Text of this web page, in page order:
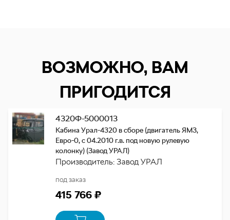
ВОЗМОЖНО, ВАМ
ПРИГОДИТСЯ
4320Ф-5000013
Кабина Урал-4320 в сборе (двигатель ЯМЗ,
Евро-0, с 04.2010 г.в. под новую рулевую
колонку) (Завод УРАЛ)
Производитель: Завод УРАЛ
под заказ
415 766 ₽